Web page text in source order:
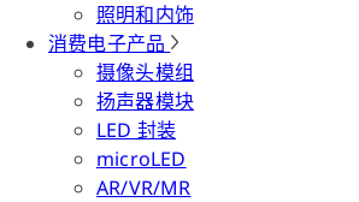
照明和内饰
消费电子产品
摄像头模组
扬声器模块
LED 封装
microLED
AR/VR/MR